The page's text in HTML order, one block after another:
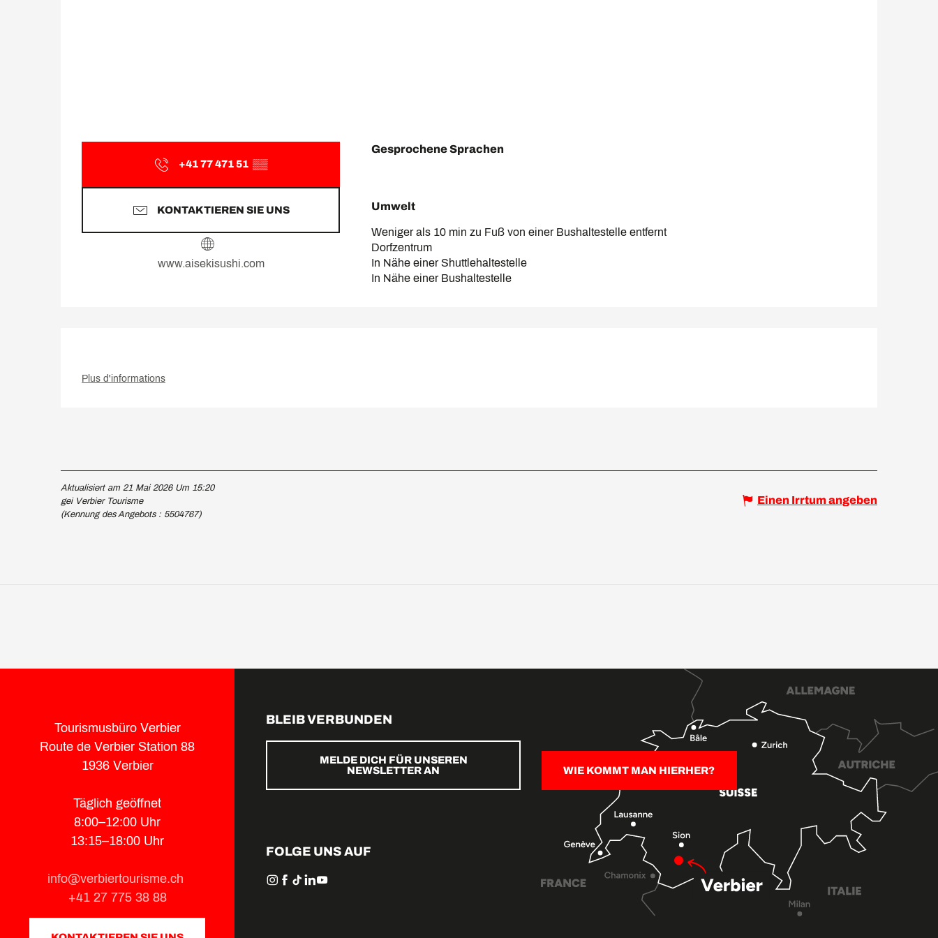
+41 77 471 51 ▒▒
KONTAKTIEREN SIE UNS
www.aisekisushi.com
Gesprochene Sprachen
Gesprochene Sprachen
Umwelt
Umwelt
Weniger als 10 min zu Fuß von einer Bushaltestelle entfernt
Dorfzentrum
In Nähe einer Shuttlehaltestelle
In Nähe einer Bushaltestelle
Plus d'informations
Aktualisiert am 21 Mai 2026 Um 15:20
gei Verbier Tourisme
(Kennung des Angebots : 5504767)
Einen Irrtum angeben
Tourismusbüro Verbier
Route de Verbier Station 88
1936 Verbier
Täglich geöffnet
8:00–12:00 Uhr
13:15–18:00 Uhr
info@verbiertourisme.ch
+41 27 775 38 88
BLEIB VERBUNDEN
MELDE DICH FÜR UNSEREN
NEWSLETTER AN
WIE KOMMT MAN HIERHER?
FOLGE UNS AUF